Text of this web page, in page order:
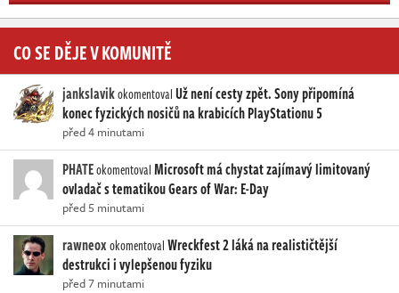
CO SE DĚJE V KOMUNITĚ
jankslavikokomentovalUž není cesty zpět. Sony připomíná
konec fyzických nosičů na krabicích PlayStationu 5
před 4 minutami
PHATEokomentovalMicrosoft má chystat zajímavý limitovaný
ovladač s tematikou Gears of War: E-Day
před 5 minutami
rawneoxokomentovalWreckfest 2 láká na realističtější
destrukci i vylepšenou fyziku
před 7 minutami